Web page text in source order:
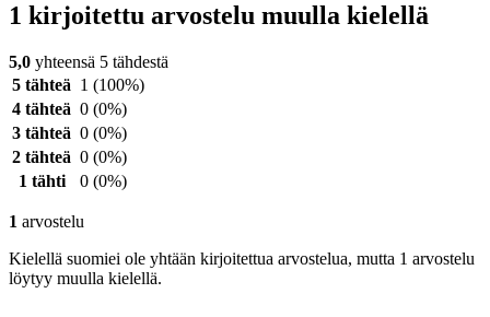
1 kirjoitettu arvostelu muulla kielellä
5,0 yhteensä 5 tähdestä
5 tähteä 1 (100%)
4 tähteä 0 (0%)
3 tähteä 0 (0%)
2 tähteä 0 (0%)
1 tähti
0 (0%)
1 arvostelu
Kielellä suomiei ole yhtään kirjoitettua arvostelua, mutta 1 arvostelu
löytyy muulla kielellä.